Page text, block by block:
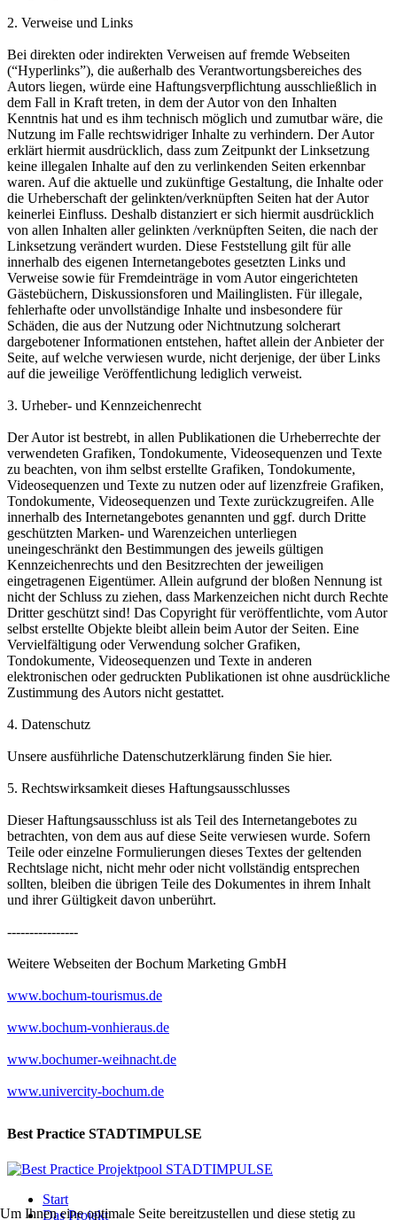
2. Verweise und Links
Bei direkten oder indirekten Verweisen auf fremde Webseiten
(“Hyperlinks”), die außerhalb des Verantwortungsbereiches des
Autors liegen, würde eine Haftungsverpflichtung ausschließlich in
dem Fall in Kraft treten, in dem der Autor von den Inhalten
Kenntnis hat und es ihm technisch möglich und zumutbar wäre, die
Nutzung im Falle rechtswidriger Inhalte zu verhindern. Der Autor
erklärt hiermit ausdrücklich, dass zum Zeitpunkt der Linksetzung
keine illegalen Inhalte auf den zu verlinkenden Seiten erkennbar
waren. Auf die aktuelle und zukünftige Gestaltung, die Inhalte oder
die Urheberschaft der gelinkten/verknüpften Seiten hat der Autor
keinerlei Einfluss. Deshalb distanziert er sich hiermit ausdrücklich
von allen Inhalten aller gelinkten /verknüpften Seiten, die nach der
Linksetzung verändert wurden. Diese Feststellung gilt für alle
innerhalb des eigenen Internetangebotes gesetzten Links und
Verweise sowie für Fremdeinträge in vom Autor eingerichteten
Gästebüchern, Diskussionsforen und Mailinglisten. Für illegale,
fehlerhafte oder unvollständige Inhalte und insbesondere für
Schäden, die aus der Nutzung oder Nichtnutzung solcherart
dargebotener Informationen entstehen, haftet allein der Anbieter der
Seite, auf welche verwiesen wurde, nicht derjenige, der über Links
auf die jeweilige Veröffentlichung lediglich verweist.
3. Urheber- und Kennzeichenrecht
Der Autor ist bestrebt, in allen Publikationen die Urheberrechte der
verwendeten Grafiken, Tondokumente, Videosequenzen und Texte
zu beachten, von ihm selbst erstellte Grafiken, Tondokumente,
Videosequenzen und Texte zu nutzen oder auf lizenzfreie Grafiken,
Tondokumente, Videosequenzen und Texte zurückzugreifen. Alle
innerhalb des Internetangebotes genannten und ggf. durch Dritte
geschützten Marken- und Warenzeichen unterliegen
uneingeschränkt den Bestimmungen des jeweils gültigen
Kennzeichenrechts und den Besitzrechten der jeweiligen
eingetragenen Eigentümer. Allein aufgrund der bloßen Nennung ist
nicht der Schluss zu ziehen, dass Markenzeichen nicht durch Rechte
Dritter geschützt sind! Das Copyright für veröffentlichte, vom Autor
selbst erstellte Objekte bleibt allein beim Autor der Seiten. Eine
Vervielfältigung oder Verwendung solcher Grafiken,
Tondokumente, Videosequenzen und Texte in anderen
elektronischen oder gedruckten Publikationen ist ohne ausdrückliche
Zustimmung des Autors nicht gestattet.
4. Datenschutz
Unsere ausführliche Datenschutzerklärung finden Sie hier.
5. Rechtswirksamkeit dieses Haftungsausschlusses
Dieser Haftungsausschluss ist als Teil des Internetangebotes zu
betrachten, von dem aus auf diese Seite verwiesen wurde. Sofern
Teile oder einzelne Formulierungen dieses Textes der geltenden
Rechtslage nicht, nicht mehr oder nicht vollständig entsprechen
sollten, bleiben die übrigen Teile des Dokumentes in ihrem Inhalt
und ihrer Gültigkeit davon unberührt.
----------------
Weitere Webseiten der Bochum Marketing GmbH
www.bochum-tourismus.de
www.bochum-vonhieraus.de
www.bochumer-weihnacht.de
www.univercity-bochum.de
Best Practice STADTIMPULSE
Start
Das Projekt
Um Ihnen eine optimale Seite bereitzustellen und diese stetig zu